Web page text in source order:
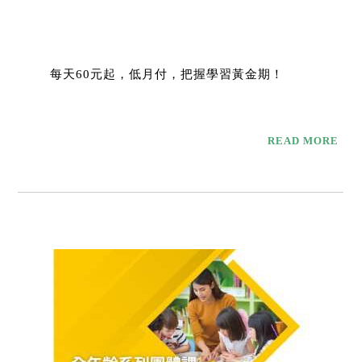
每天60元起，低月付，把握學習黃金期！
READ MORE